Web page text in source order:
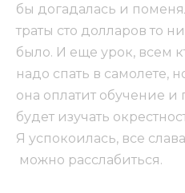
бы догадалась и
траты сто долларов то
было. И еще урок, всем
надо спать в самолете,
она оплатит обучение
будет изучать
Я успокоилась, все
можно расслабиться.